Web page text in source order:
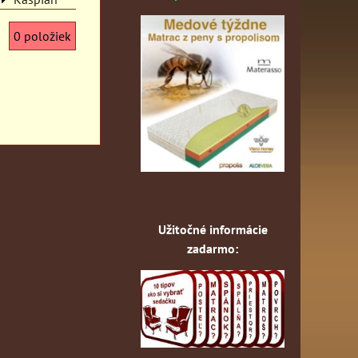
0 položiek
Užitočné informácie
zadarmo: